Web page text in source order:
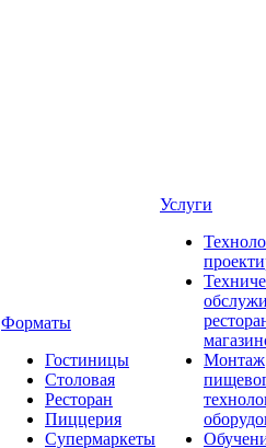
Форматы
Гостиницы
Столовая
Ресторан
Пиццерия
Супермаркеты
Услуги
Монтаж